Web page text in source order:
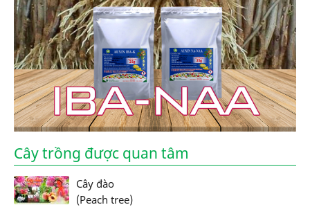
Cây trồng được quan tâm
Cây đào
(Peach tree)